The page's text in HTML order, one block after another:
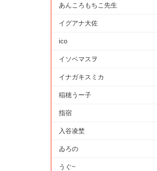
あんころもちこ先生
イグアナ大佐
ico
イソベマスヲ
イナガキスミカ
稲穂うー子
指宿
入谷凌埜
ゐろの
うぐ~